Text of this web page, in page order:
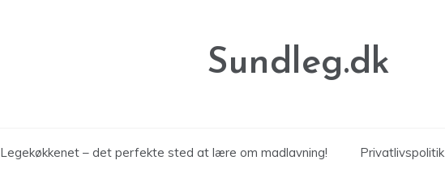
Sundleg.dk
Legekøkkenet – det perfekte sted at lære om madlavning! Privatlivspolitik